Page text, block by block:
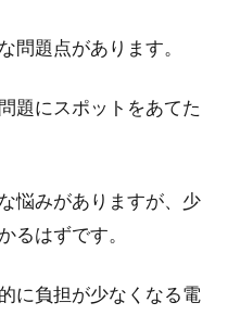
問題点があります。
題にスポットをあてた
悩みがありますが、少
るはずです。
に負担が少なくなる電